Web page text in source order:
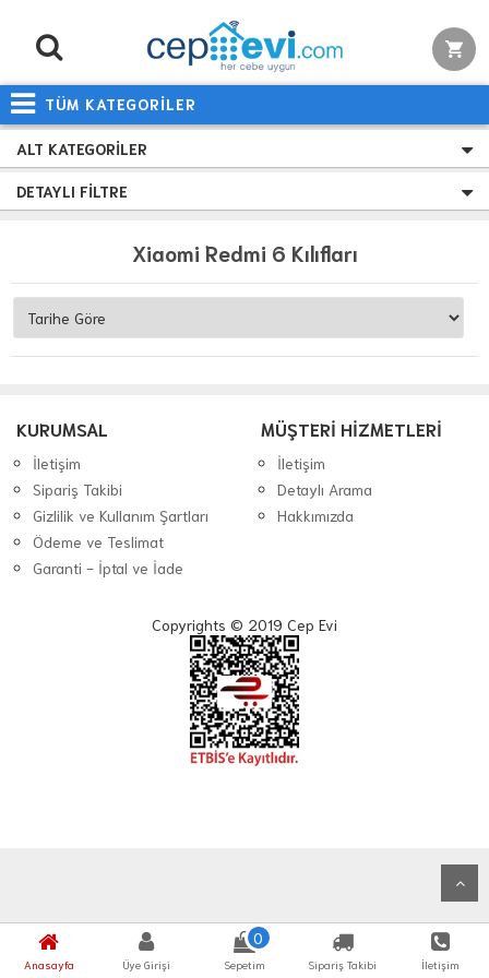
TÜM KATEGORİLER
Anasayfa Üye Girişi
0
Sepetim Sipariş Takibi İletişim
ALT KATEGORILER
DETAYLI FILTRE
Xiaomi Redmi 6 Kılıfları
KURUMSAL
İletişim
Sipariş Takibi
Gizlilik ve Kullanım Şartları
Ödeme ve Teslimat
Garanti - İptal ve İade
MÜŞTERİ HİZMETLERİ
İletişim
Detaylı Arama
Hakkımızda
Copyrights © 2019 Cep Evi